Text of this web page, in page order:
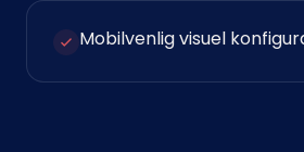
Mobilvenlig visuel